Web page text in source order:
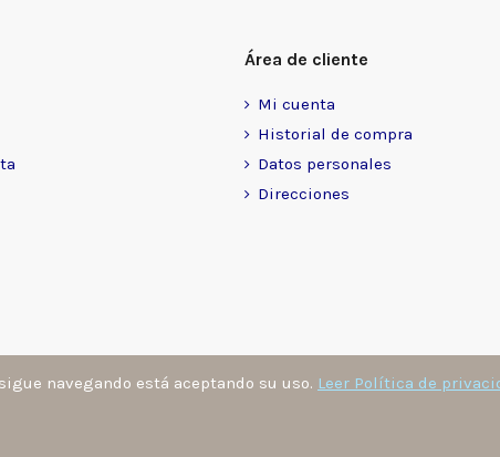
Área de cliente
Mi cuenta
Historial de compra
Datos personales
Direcciones
navegando está aceptando su uso. Leer Política de